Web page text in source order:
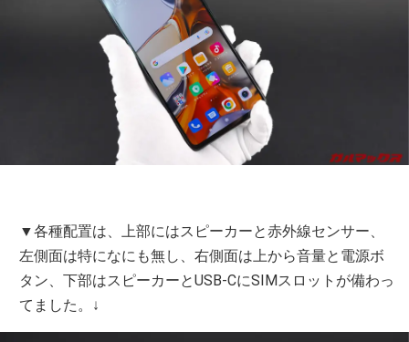
▼各種配置は、上部にはスピーカーと赤外線センサー、
左側面は特になにも無し、右側面は上から音量と電源ボ
タン、下部はスピーカーとUSB-CにSIMスロットが備わっ
てました。↓